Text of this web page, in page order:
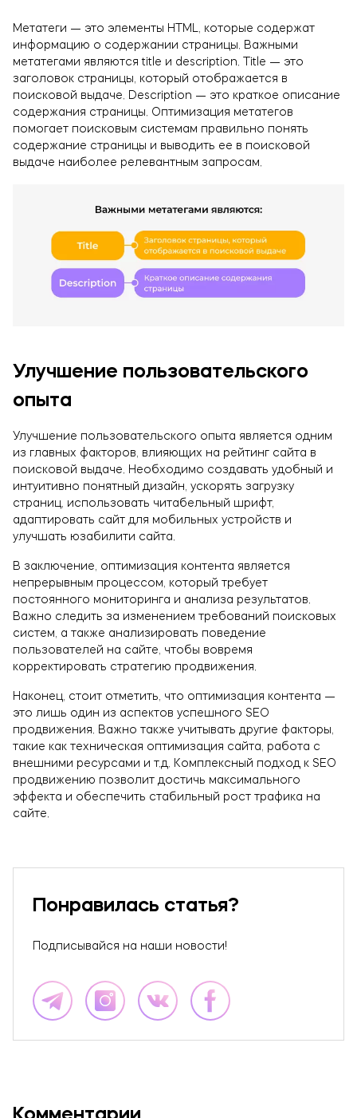
Метатеги — это элементы HTML, которые содержат
информацию о содержании страницы. Важными
метатегами являются title и description. Title — это
заголовок страницы, который отображается в
поисковой выдаче. Description — это краткое описание
содержания страницы. Оптимизация метатегов
помогает поисковым системам правильно понять
содержание страницы и выводить ее в поисковой
выдаче наиболее релевантным запросам.
Улучшение пользовательского
опыта
Улучшение пользовательского опыта является одним
из главных факторов, влияющих на рейтинг сайта в
поисковой выдаче. Необходимо создавать удобный и
интуитивно понятный дизайн, ускорять загрузку
страниц, использовать читабельный шрифт,
адаптировать сайт для мобильных устройств и
улучшать юзабилити сайта.
В заключение, оптимизация контента является
непрерывным процессом, который требует
постоянного мониторинга и анализа результатов.
Важно следить за изменением требований поисковых
систем, а также анализировать поведение
пользователей на сайте, чтобы вовремя
корректировать стратегию продвижения.
Наконец, стоит отметить, что оптимизация контента —
это лишь один из аспектов успешного SEO
продвижения. Важно также учитывать другие факторы,
такие как техническая оптимизация сайта, работа с
внешними ресурсами и т.д. Комплексный подход к SEO
продвижению позволит достичь максимального
эффекта и обеспечить стабильный рост трафика на
сайте.
Понравилась статья?
Подписывайся на наши новости!